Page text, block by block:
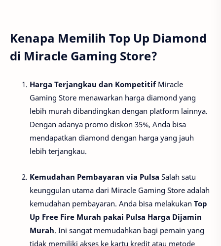
Kenapa Memilih Top Up Diamond
di Miracle Gaming Store?
Harga Terjangkau dan KompetitifMiracle
Gaming Store menawarkan harga diamond yang
lebih murah dibandingkan dengan platform lainnya.
Dengan adanya promo diskon 35%, Anda bisa
mendapatkan diamond dengan harga yang jauh
lebih terjangkau.
Kemudahan Pembayaran via Pulsa Salah satu
keunggulan utama dari Miracle Gaming Store adalah
kemudahan pembayaran. Anda bisa melakukan Top
Up Free Fire Murah pakai Pulsa Harga Dijamin
Murah. Ini sangat memudahkan bagi pemain yang
tidak memiliki akses ke kartu kredit atau metode